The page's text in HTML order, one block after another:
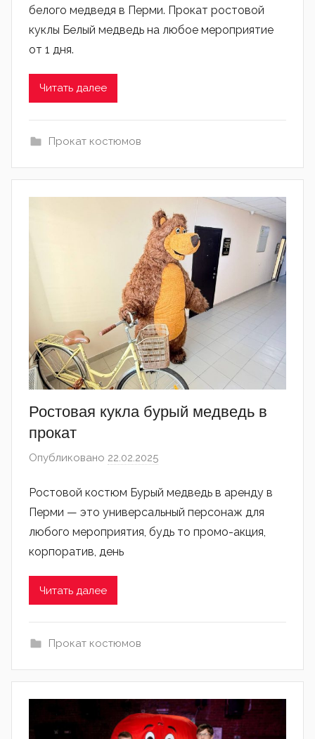
белого медведя в Перми. Прокат ростовой
куклы Белый медведь на любое мероприятие
от 1 дня.
Читать далее
Прокат костюмов
Ростовая кукла бурый медведь в
прокат
Опубликовано 22.02.2025
Ростовой костюм Бурый медведь в аренду в
Перми — это универсальный персонаж для
любого мероприятия, будь то промо-акция,
корпоратив, день
Читать далее
Прокат костюмов